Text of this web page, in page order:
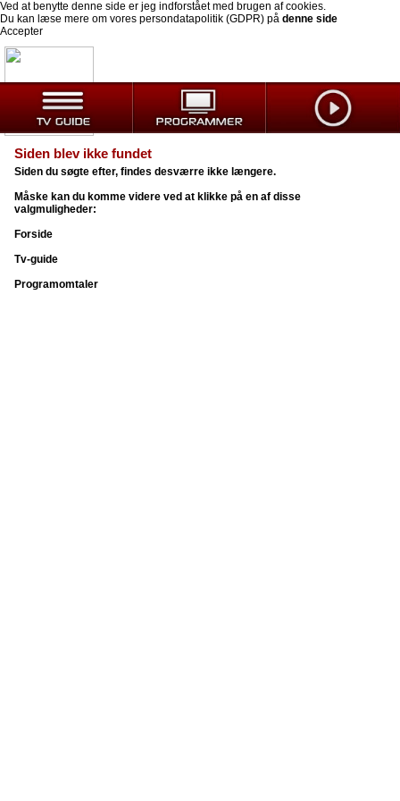
Ved at benytte denne side er jeg indforstået med brugen af cookies.
Du kan læse mere om vores persondatapolitik (GDPR) på denne side
Accepter
Siden blev ikke fundet
Siden du søgte efter, findes desværre ikke længere.
Måske kan du komme videre ved at klikke på en af disse
valgmuligheder:
Forside
Tv-guide
Programomtaler